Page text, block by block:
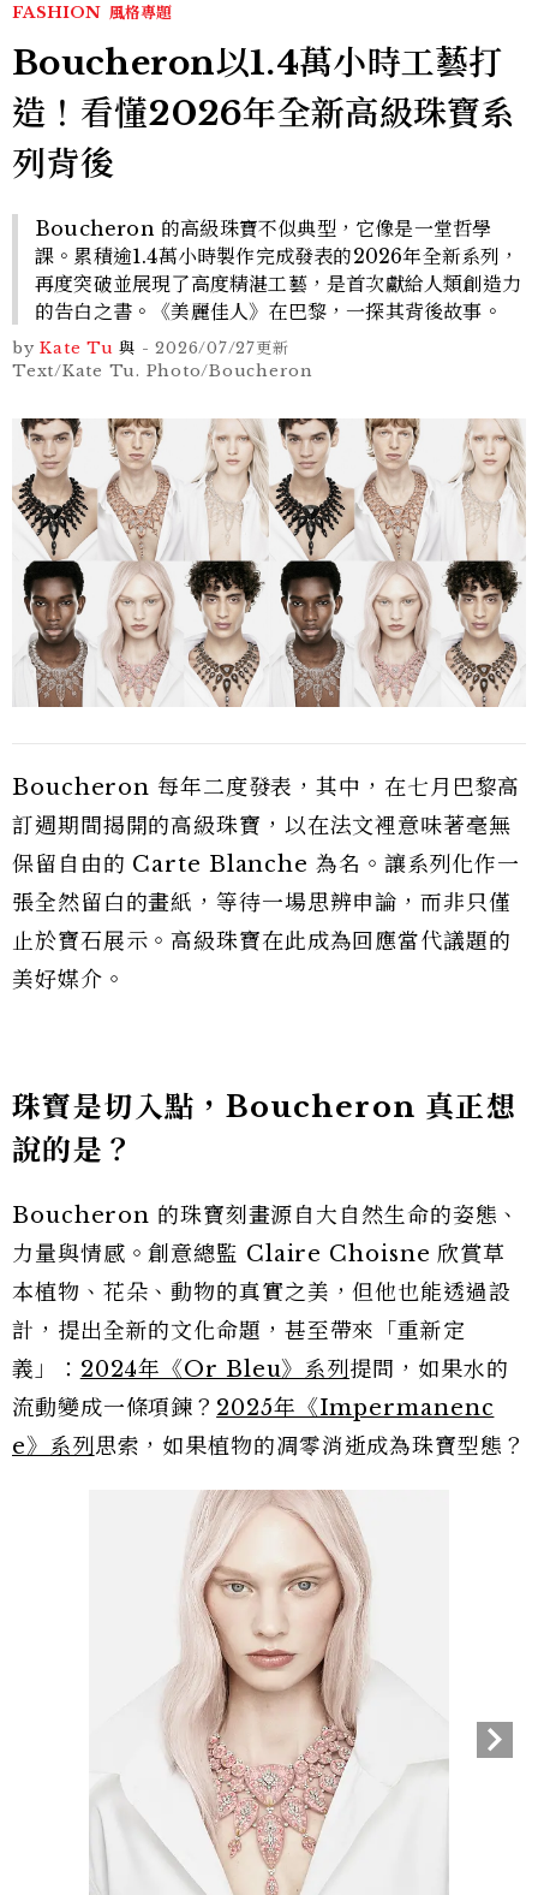
FASHION 風格專題
Boucheron以1.4萬小時工藝打
造！看懂2026年全新高級珠寶系
列背後
Boucheron 的高級珠寶不似典型，它像是一堂哲學
課。累積逾1.4萬小時製作完成發表的2026年全新系列，
再度突破並展現了高度精湛工藝，是首次獻給人類創造力
的告白之書。《美麗佳人》在巴黎，一探其背後故事。
by Kate Tu 與 -2026/07/27更新
Text/Kate Tu. Photo/Boucheron
Boucheron 每年二度發表，其中，在七月巴黎高
訂週期間揭開的高級珠寶，以在法文裡意味著毫無
保留自由的 Carte Blanche 為名。讓系列化作一
張全然留白的畫紙，等待一場思辨申論，而非只僅
止於寶石展示。高級珠寶在此成為回應當代議題的
美好媒介。
珠寶是切入點，Boucheron 真正想
說的是？
Boucheron 的珠寶刻畫源自大自然生命的姿態、
力量與情感。創意總監 Claire Choisne 欣賞草
本植物、花朵、動物的真實之美，但他也能透過設
計，提出全新的文化命題，甚至帶來「重新定
義」： 2024年《Or Bleu》系列 提問，如果水的
流動變成一條項鍊？ 2025年《Impermanenc
e》系列 思索，如果植物的凋零消逝成為珠寶型態？